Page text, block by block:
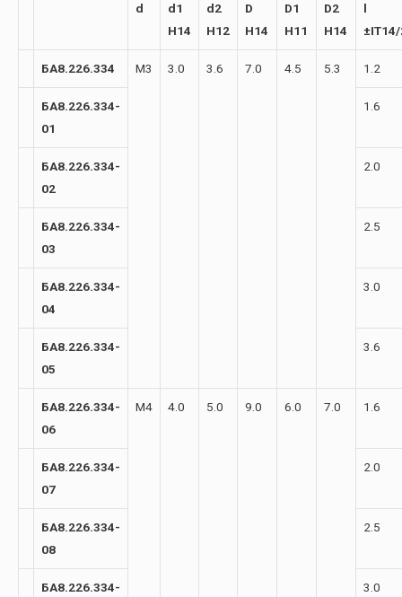
d
d1
H14
d2
H12
D
H14
D1
H11
D2
H14
l
БА8.226.334 М3 3.0 3.6 7.0 4.5 5.3 1.2
БА8.226.334-
01
1.6
БА8.226.334-
02
2.0
БА8.226.334-
03
2.5
БА8.226.334-
04
3.0
БА8.226.334-
05
3.6
БА8.226.334-
06
М4 4.0 5.0 9.0 6.0 7.0 1.6
БА8.226.334-
07
2.0
БА8.226.334-
08
2.5
БА8.226.334-
3.0